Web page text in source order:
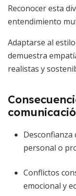
Reconocer esta
entendimiento
Adaptarse al
demuestra
realistas y
Desconfianza
personal o
Conflictos
emocional y